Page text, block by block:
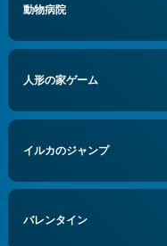
動物病院
人形の家ゲーム
イルカのジャンプ
バレンタイン